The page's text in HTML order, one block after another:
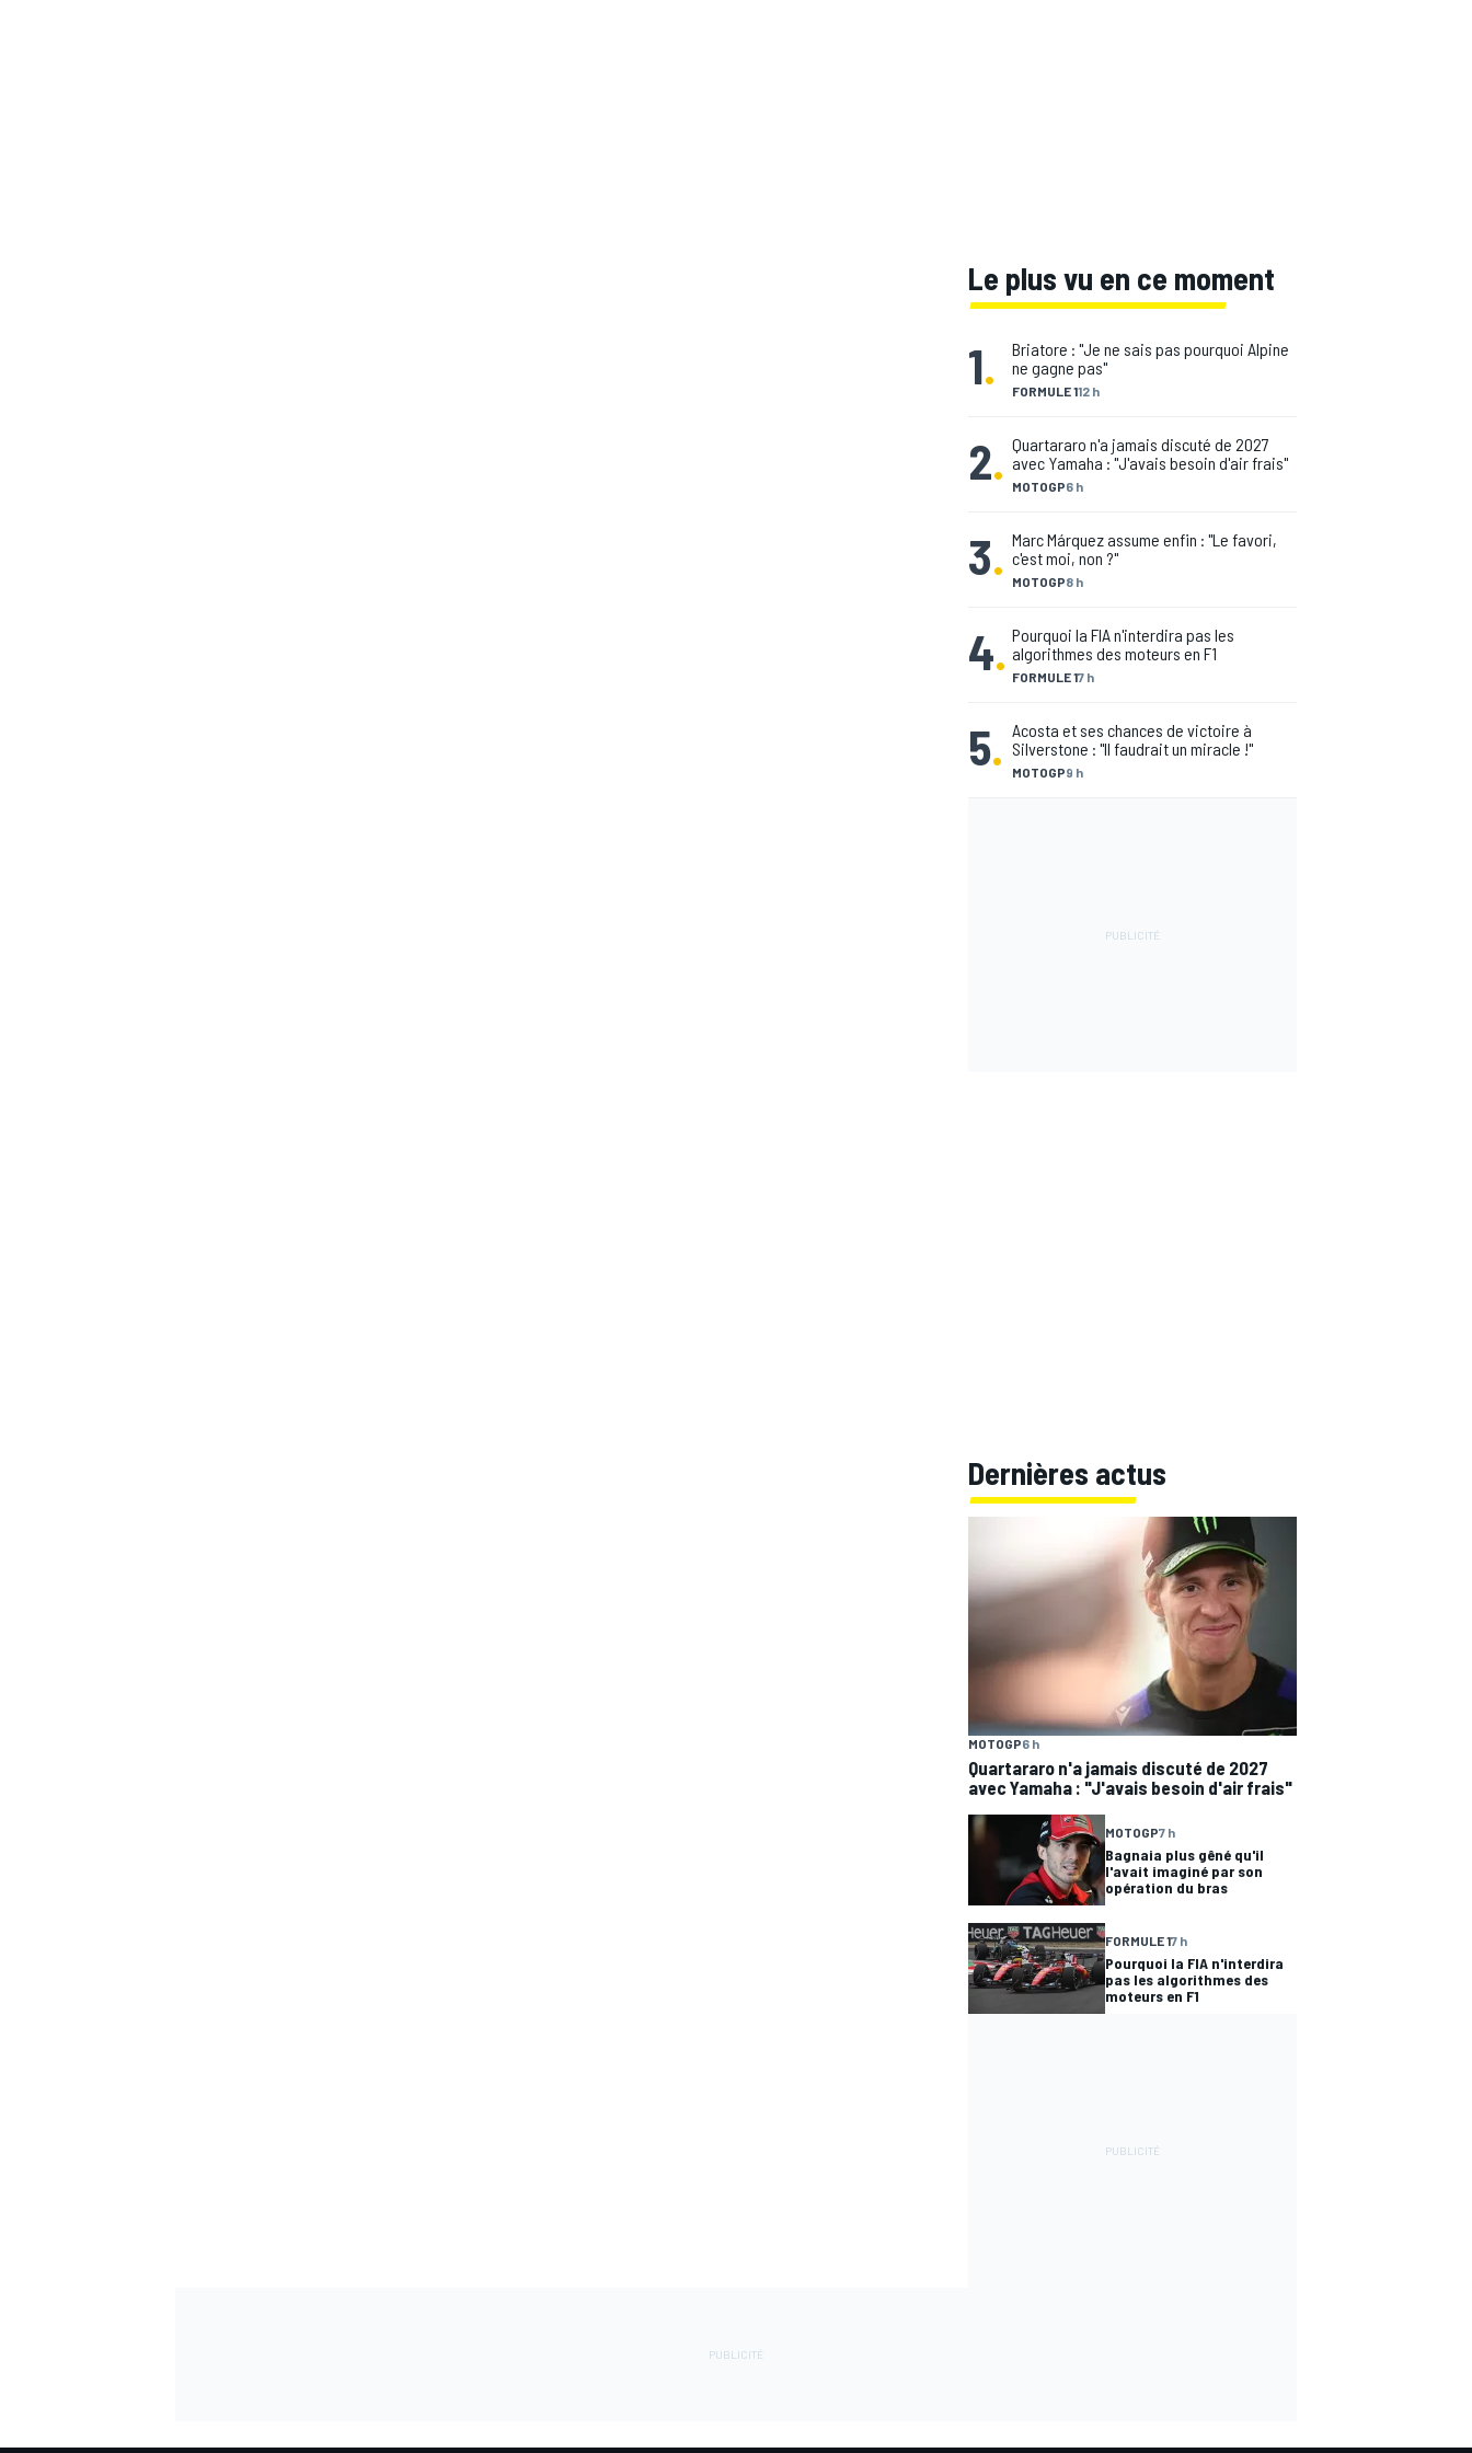
Le plus vu en ce moment
1. FORMULE 112 h
Briatore : "Je ne sais pas pourquoi Alpine
ne gagne pas"
2. MOTOGP6 h
Quartararo n'a jamais discuté de 2027
avec Yamaha : "J'avais besoin d'air frais"
3. MOTOGP8 h
Marc Márquez assume enfin : "Le favori,
c'est moi, non ?"
4. FORMULE 17 h
Pourquoi la FIA n'interdira pas les
algorithmes des moteurs en F1
5. MOTOGP9 h
Acosta et ses chances de victoire à
Silverstone : "Il faudrait un miracle !"
Dernières actus
MOTOGP6 h
Quartararo n'a jamais discuté de 2027
avec Yamaha : "J'avais besoin d'air frais"
MOTOGP7 h
Bagnaia plus gêné qu'il
l'avait imaginé par son
opération du bras
FORMULE 17 h
Pourquoi la FIA n'interdira
pas les algorithmes des
moteurs en F1